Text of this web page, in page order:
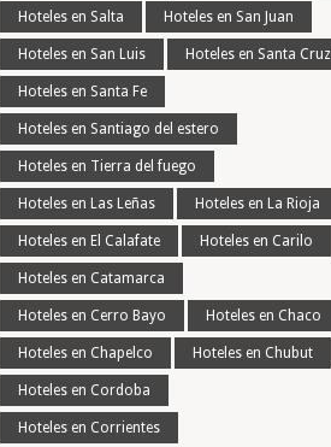
Hoteles en Salta Hoteles en San Juan
Hoteles en San Luis Hoteles en Santa Cruz
Hoteles en Santa Fe
Hoteles en Santiago del estero
Hoteles en Tierra del fuego
Hoteles en Las Leñas Hoteles en La Rioja
Hoteles en El Calafate Hoteles en Carilo
Hoteles en Catamarca
Hoteles en Cerro Bayo Hoteles en Chaco
Hoteles en Chapelco Hoteles en Chubut
Hoteles en Cordoba
Hoteles en Corrientes